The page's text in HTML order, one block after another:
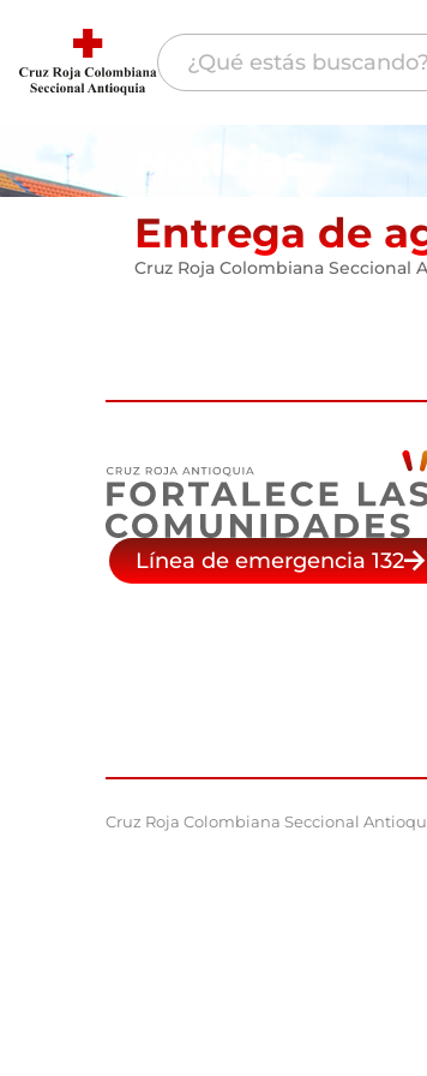
Noticias
Entrega de
Cruz Roja Colombiana
Línea de emergencia 132
Cruz Roja Colombiana Seccional